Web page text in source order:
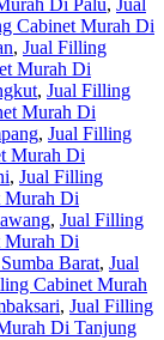
Di Palu, Jual
Cabinet Murah Di
, Jual Filling
Murah Di
, Jual Filling
Murah Di
, Jual Filling
Murah Di
, Jual Filling
Murah Di
, Jual Filling
Murah Di
Barat, Jual
Cabinet Murah
, Jual Filling
Di Tanjung